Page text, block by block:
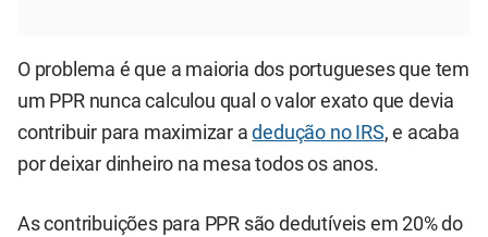
O problema é que a maioria dos portugueses que tem
um PPR nunca calculou qual o valor exato que devia
contribuir para maximizar adedução no IRS, e acaba
por deixar dinheiro na mesa todos os anos.
As contribuições para PPR são dedutíveis em 20% do